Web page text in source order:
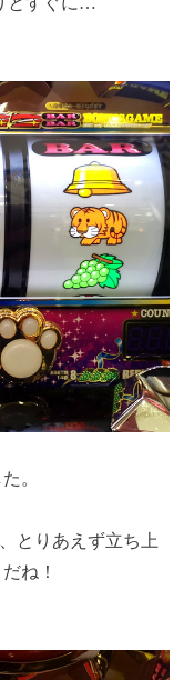
。
とりあえず立ち上
ね！